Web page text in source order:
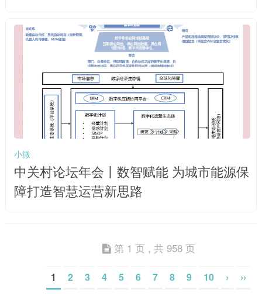
小微
中关村论坛年会丨数智赋能 为城市能源保
障打造智慧运营新思路
第 1 页 , 共 958 页
1 2 3 4 5 6 7 8 9 10 › ››